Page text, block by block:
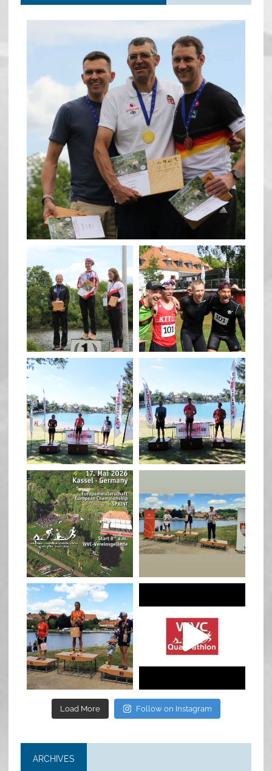
quadrathlon
May 26
quadrathlon
May 26
quadrathlon
May 3 May 3
quadrathlon
Jan 27
quadrathlon
Jul 6
Load More Follow on Instagram
ARCHIVES